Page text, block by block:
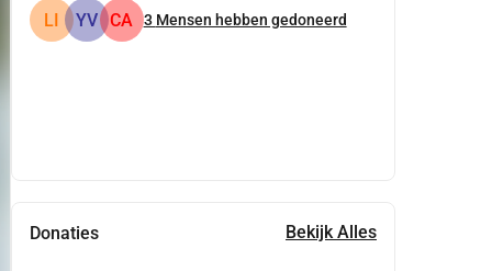
LI YV CA 3 Mensen hebben gedoneerd
Donaties Bekijk Alles